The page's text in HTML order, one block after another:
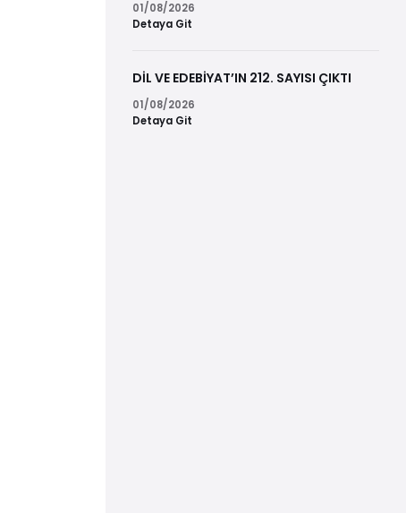
01/08/2026
Detaya Git
DİL VE EDEBİYAT’IN 212. SAYISI ÇIKTI
01/08/2026
Detaya Git